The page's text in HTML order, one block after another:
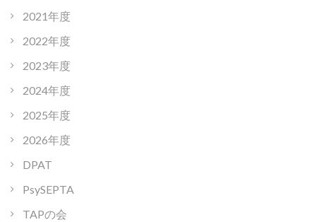
2021年度
2022年度
2023年度
2024年度
2025年度
2026年度
DPAT
PsySEPTA
TAPの会